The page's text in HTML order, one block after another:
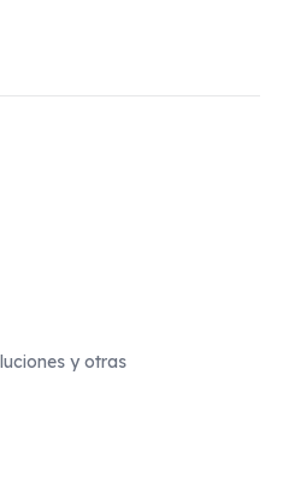
y otras